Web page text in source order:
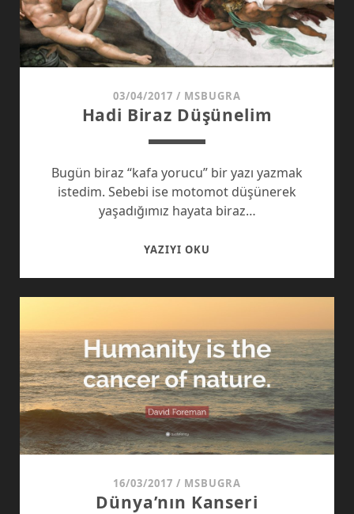
03/04/2017 / MSBUGRA
Hadi Biraz Düşünelim
Bugün biraz “kafa yorucu” bir yazı yazmak
istedim. Sebebi ise motomot düşünerek
yaşadığımız hayata biraz…
YAZIYI OKU
16/03/2017 / MSBUGRA
Dünya’nın Kanseri